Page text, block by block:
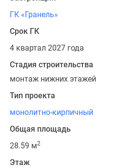
ГК «Гранель»
Срок ГК
4 квартал 2027 года
Стадия строительства
монтаж нижних этажей
Тип проекта
монолитно-кирпичный
Общая площадь
28.59 м2
Этаж